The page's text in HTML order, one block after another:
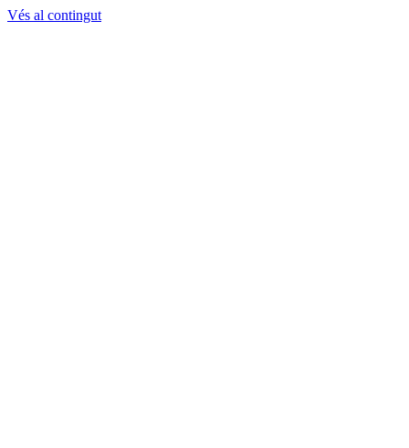
Vés al contingut